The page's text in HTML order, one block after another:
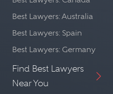
Best Lawyers: Australia
Best Lawyers: Spain
Best Lawyers: Germany
Find Best Lawyers
Near You